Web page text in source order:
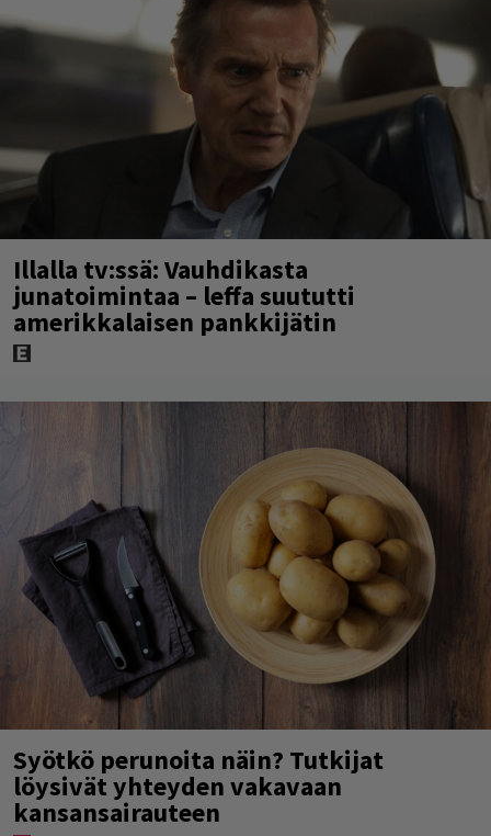
Illalla tv:ssä: Vauhdikasta
junatoimintaa – leffa suututti
amerikkalaisen pankkijätin
Syötkö perunoita näin? Tutkijat
löysivät yhteyden vakavaan
kansansairauteen